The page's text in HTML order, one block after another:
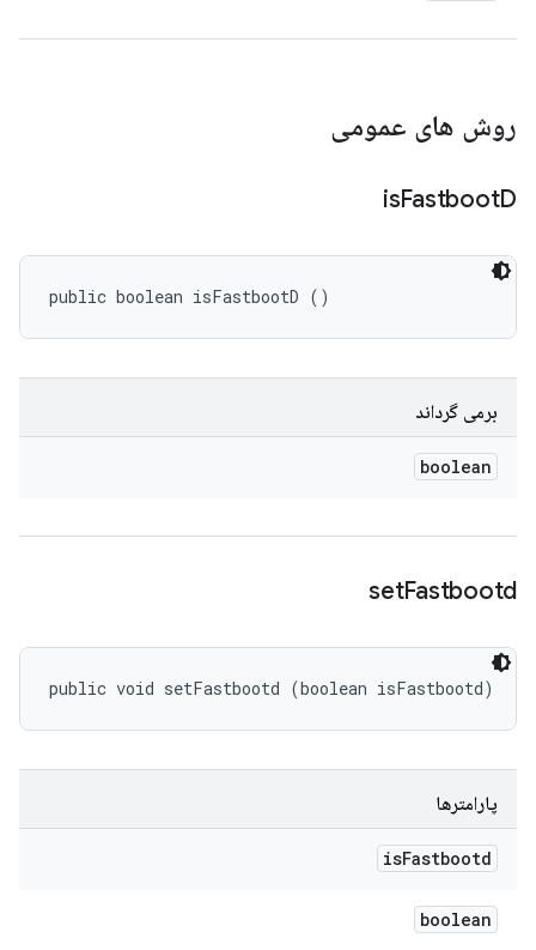
روش های عمومی
isFastbootD
public boolean isFastbootD ()
برمی گرداند
boolean
setFastbootd
public void setFastbootd (boolean isFastbootd)
پارامترها
isFastbootd
boolean